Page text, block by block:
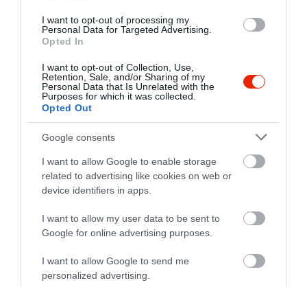
I want to opt-out of processing my
Personal Data for Targeted Advertising.
Opted In
I want to opt-out of Collection, Use,
Retention, Sale, and/or Sharing of my
Personal Data that Is Unrelated with the
Purposes for which it was collected.
Opted Out
Google consents
I want to allow Google to enable storage
related to advertising like cookies on web or
device identifiers in apps.
I want to allow my user data to be sent to
Google for online advertising purposes.
I want to allow Google to send me
personalized advertising.
Értékelések
4.0
Összesen 5
3 0
2 0